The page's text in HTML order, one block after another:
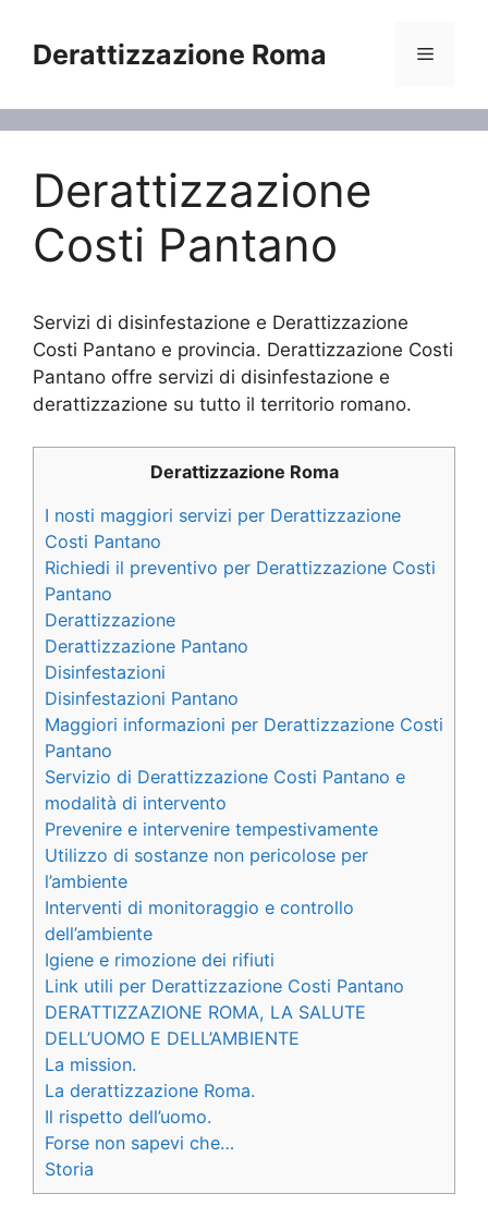
contenuto
Derattizzazione Roma Menu
Derattizzazione
Costi Pantano
Servizi di disinfestazione e Derattizzazione
Costi Pantano e provincia. Derattizzazione Costi
Pantano offre servizi di disinfestazione e
derattizzazione su tutto il territorio romano.
Derattizzazione Roma
I nosti maggiori servizi per Derattizzazione
Costi Pantano
Richiedi il preventivo per Derattizzazione Costi
Pantano
Derattizzazione
Derattizzazione Pantano
Disinfestazioni
Disinfestazioni Pantano
Maggiori informazioni per Derattizzazione Costi
Pantano
Servizio di Derattizzazione Costi Pantano e
modalità di intervento
Prevenire e intervenire tempestivamente
Utilizzo di sostanze non pericolose per
l’ambiente
Interventi di monitoraggio e controllo
dell’ambiente
Igiene e rimozione dei rifiuti
Link utili per Derattizzazione Costi Pantano
DERATTIZZAZIONE ROMA, LA SALUTE
DELL’UOMO E DELL’AMBIENTE
La mission.
La derattizzazione Roma.
Il rispetto dell’uomo.
Forse non sapevi che…
Storia